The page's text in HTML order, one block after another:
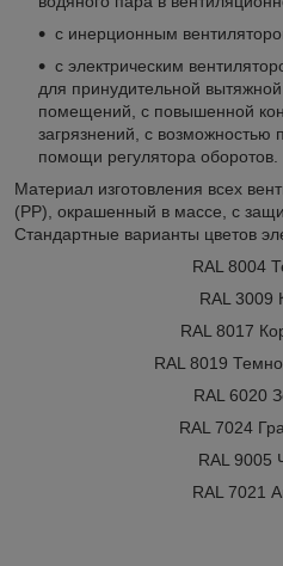
с инерционным
с электрическим
для принудительной
помещений, с повышенной
загрязнений, с возможностью
помощи регулятора оборотов.
Материал изготовления всех
(PP), окрашенный в массе, с
Стандартные варианты цветов
RAL 8004
RAL 3009
RAL 8017
RAL 8019
RAL 6020
RAL 7024
RAL 9005
RAL 7021